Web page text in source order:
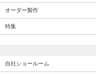
オーダー製作
特集
自社ショールーム